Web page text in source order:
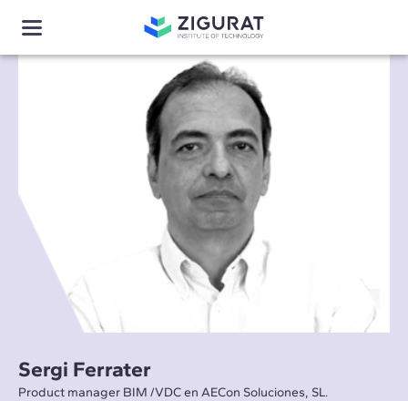
Sergi Ferrater
Product manager BIM /VDC en AECon Soluciones, SL.